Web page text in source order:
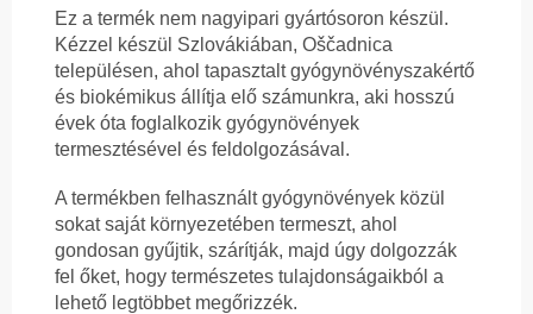
Ez a termék nem nagyipari gyártósoron készül.
Kézzel készül Szlovákiában, Oščadnica
településen, ahol tapasztalt gyógynövényszakértő
és biokémikus állítja elő számunkra, aki hosszú
évek óta foglalkozik gyógynövények
termesztésével és feldolgozásával.
A termékben felhasznált gyógynövények közül
sokat saját környezetében termeszt, ahol
gondosan gyűjtik, szárítják, majd úgy dolgozzák
fel őket, hogy természetes tulajdonságaikból a
lehető legtöbbet megőrizzék.